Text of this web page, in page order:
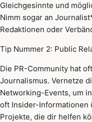
Gleichgesinnte und
Nimm sogar an
Redaktionen oder
Tip Nummer 2: Public
Die PR-Community hat
Journalismus. Vernetze
Networking-Events, um
oft Insider-Informationen
Projekte, die dir helfen